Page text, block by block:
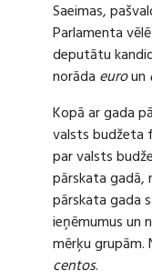
Saeimas,
Parlamenta
deputātu
norāda euroun
Kopā ar gada
valsts budžeta
par valsts
pārskata gadā,
pārskata gada
ieņēmumus un
mērķu grupām.
centos.